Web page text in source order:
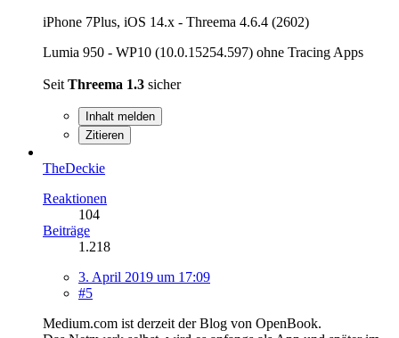
iPhone 7Plus, iOS 14.x - Threema 4.6.4 (2602)
Lumia 950 - WP10 (10.0.15254.597) ohne Tracing Apps
Seit Threema 1.3 sicher
Inhalt melden
Zitieren
TheDeckie
Reaktionen
104
Beiträge
1.218
3. April 2019 um 17:09
#5
Medium.com ist derzeit der Blog von OpenBook.